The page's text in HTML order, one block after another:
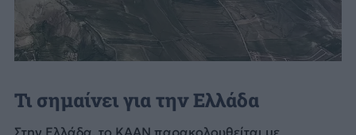
Τι σημαίνει για την Ελλάδα
Στην Ελλάδα, το KAAN παρακολουθείται με